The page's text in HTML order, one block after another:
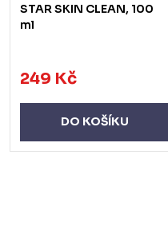
STAR SKIN CLEAN, 100
ml
249 Kč
DO KOŠÍKU